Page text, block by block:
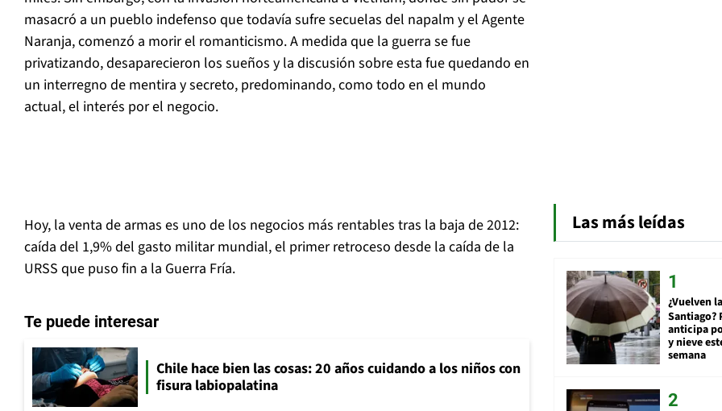
masacró a un pueblo indefenso que todavía sufre secuelas del napalm y el Agente
Naranja, comenzó a morir el romanticismo. A medida que la guerra se fue
privatizando, desaparecieron los sueños y la discusión sobre esta fue quedando en
un interregno de mentira y secreto, predominando, como todo en el mundo
actual, el interés por el negocio.
Hoy, la venta de armas es uno de los negocios más rentables tras la baja de 2012:
caída del 1,9% del gasto militar mundial, el primer retroceso desde la caída de la
URSS que puso fin a la Guerra Fría.
Te puede interesar
Chile hace bien las cosas: 20 años cuidando a los niños con
fisura labiopalatina
Las más leídas
¿Vuelven
Santiago?
anticipa
y nieve
semana